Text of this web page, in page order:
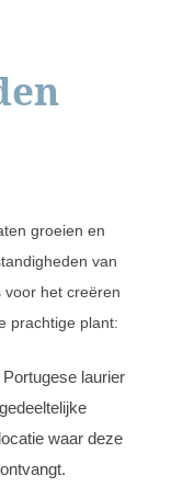
groeien en
van
voor het creëren
prachtige plant:
laurier
waar deze